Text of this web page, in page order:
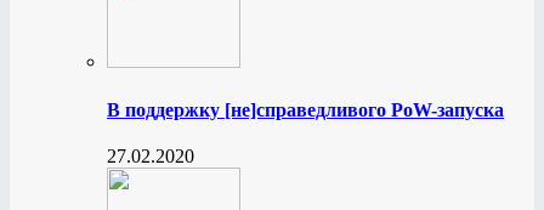
В поддержку [не]справедливого PoW-запуска
27.02.2020